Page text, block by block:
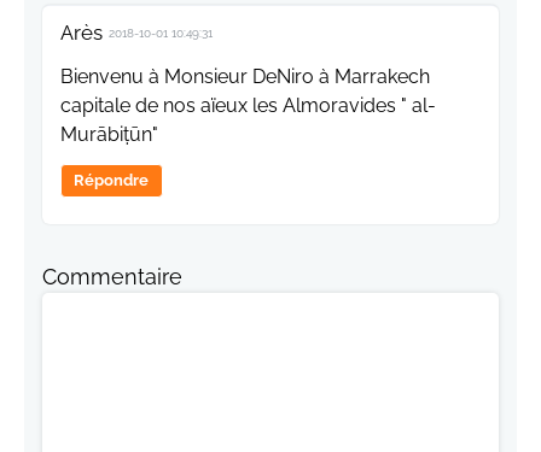
Arès 2018-10-01 10:49:31
Bienvenu à Monsieur DeNiro à Marrakech
capitale de nos aïeux les Almoravides " al-
Murābiṭūn"
Répondre
Commentaire